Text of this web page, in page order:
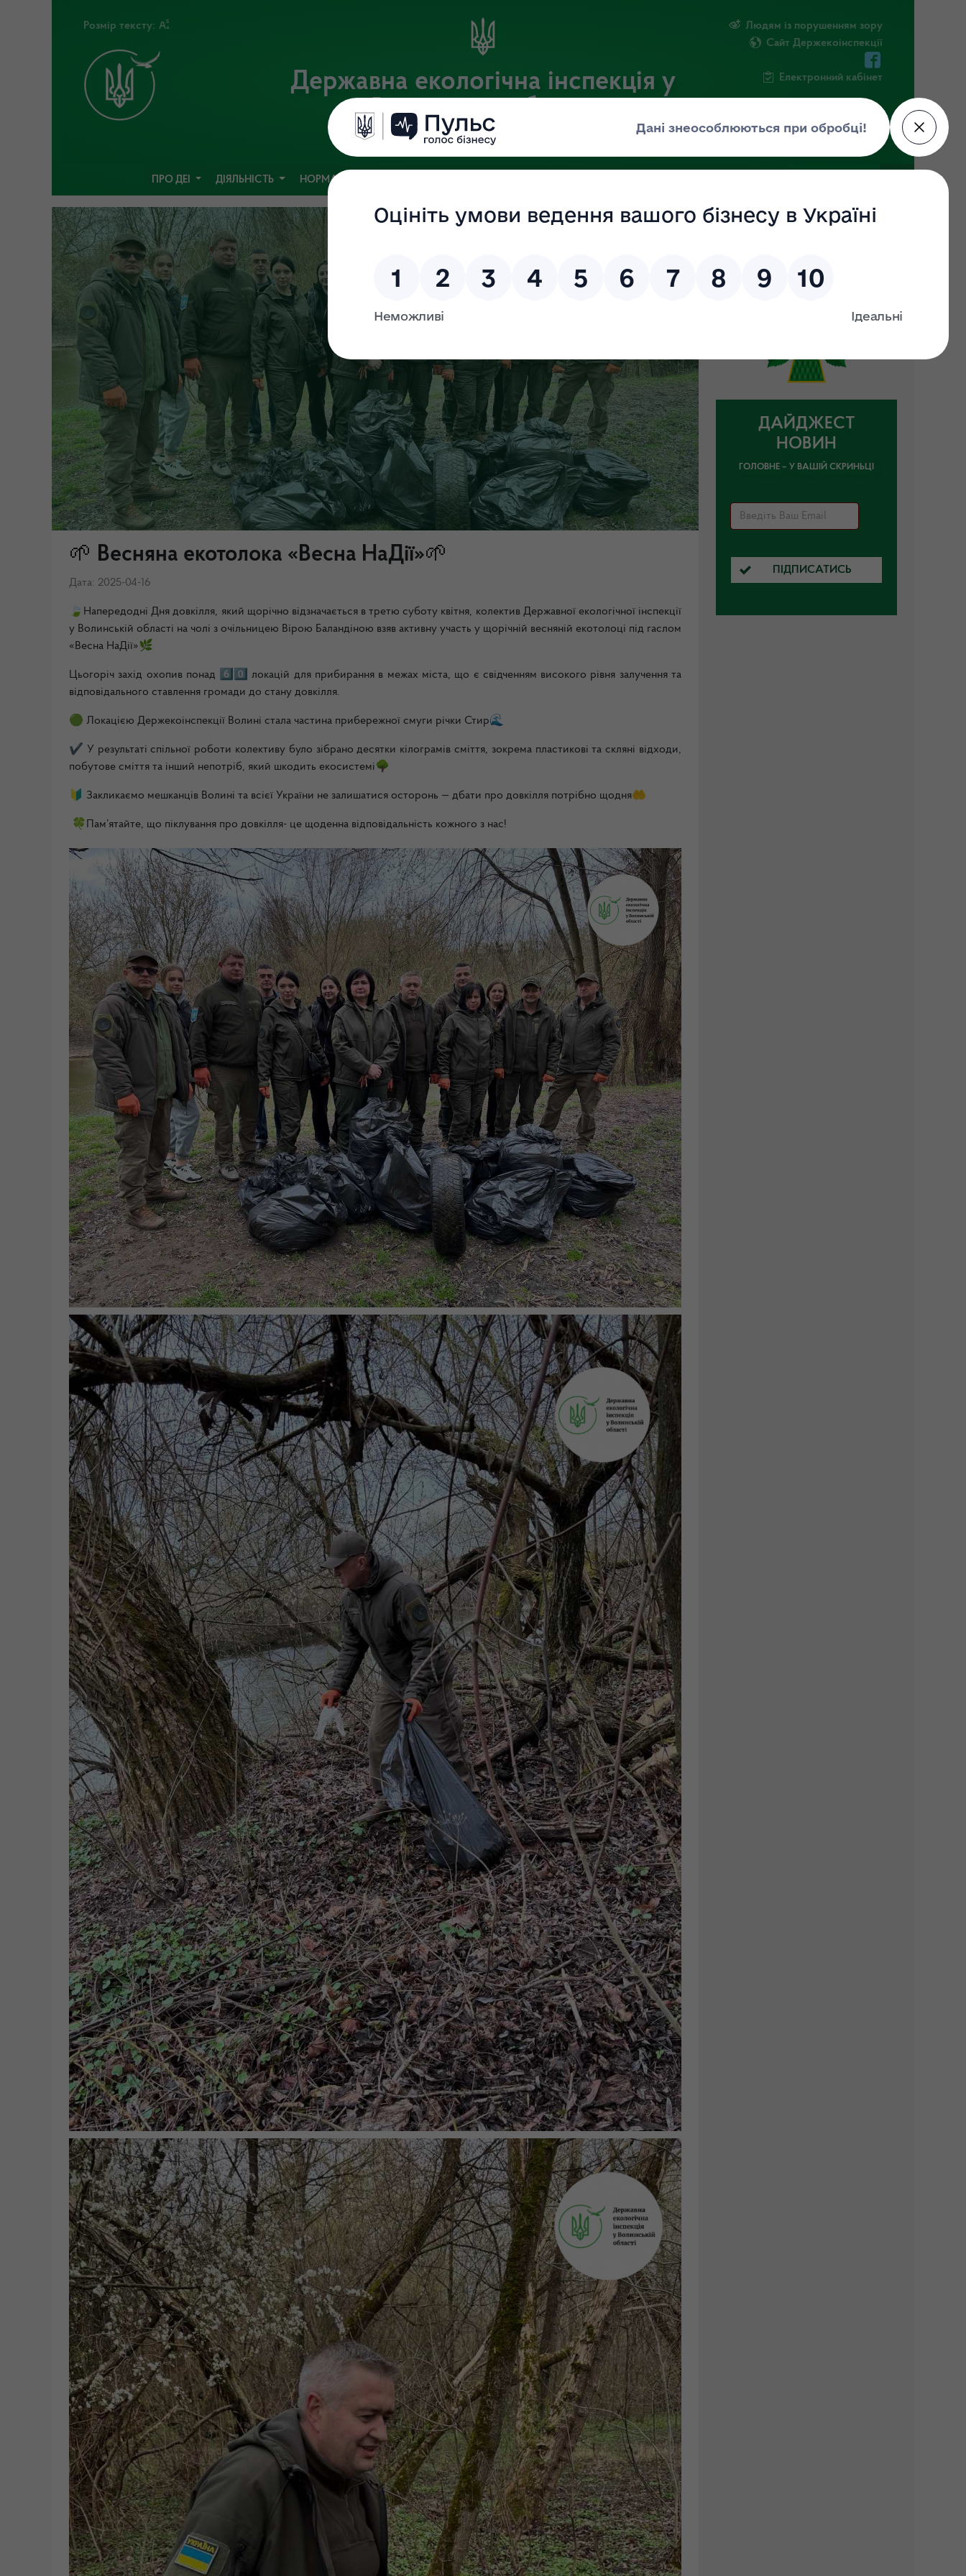
Розмір тексту:
Державна екологічна інспекція у
Волинській області
Офіційний веб-портал
Людям із порушенням зору
Сайт Держекоінспекції
Електронний кабінет
ПРО ДЕІ ДІЯЛЬНІСТЬ НОРМАТИВНА БАЗА
🌱 Весняна екотолока «Весна НаДії»🌱
Дата: 2025-04-16
🍃Напередодні Дня довкілля, який щорічно відзначається в третю суботу квітня, колектив Державної екологічної інспекції
у Волинській області на чолі з очільницею Вірою Баландіною взяв активну участь у щорічній весняній екотолоці під гаслом
«Весна НаДії»🌿
Цьогоріч захід охопив понад 6️⃣0️⃣ локацій для прибирання в межах міста, що є свідченням високого рівня залучення та
відповідального ставлення громади до стану довкілля.
🟢 Локацією Держекоінспекції Волині стала частина прибережної смуги річки Стир🌊
✔️ У результаті спільної роботи колективу було зібрано десятки кілограмів сміття, зокрема пластикові та скляні відходи,
побутове сміття та інший непотріб, який шкодить екосистемі🌳
🔰 Закликаємо мешканців Волині та всієї України не залишатися осторонь — дбати про довкілля потрібно щодня🤲
🍀Пам’ятайте, що піклування про довкілля- це щоденна відповідальність кожного з нас!
ДАЙДЖЕСТ
НОВИН
ГОЛОВНЕ – У ВАШІЙ СКРИНЬЦІ
ПІДПИСАТИСЬ